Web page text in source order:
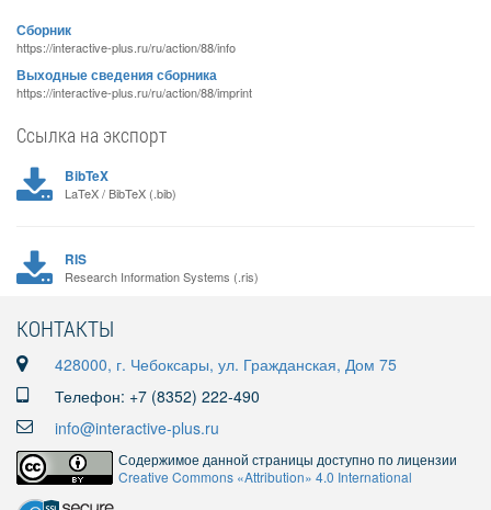
Сборник
https://interactive-plus.ru/ru/action/88/info
Выходные сведения сборника
https://interactive-plus.ru/ru/action/88/imprint
Ссылка на экспорт
BibTeX
LaTeX / BibTeX (.bib)
RIS
Research Information Systems (.ris)
КОНТАКТЫ
428000, г. Чебоксары, ул. Гражданская, Дом 75
Телефон: +7 (8352) 222-490
info@interactive-plus.ru
Содержимое данной страницы доступно по лицензии
Creative Commons «Attribution» 4.0 International